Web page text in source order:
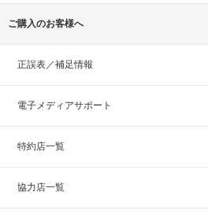
ご購入のお客様へ
正誤表／補足情報
電子メディアサポート
特約店一覧
協力店一覧